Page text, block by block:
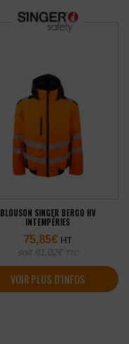
BLOUSON SINGER BERGO HV
INTEMPÉRIES
75,85€ HT
soit 91,02€ TTC
VOIR PLUS D'INFOS